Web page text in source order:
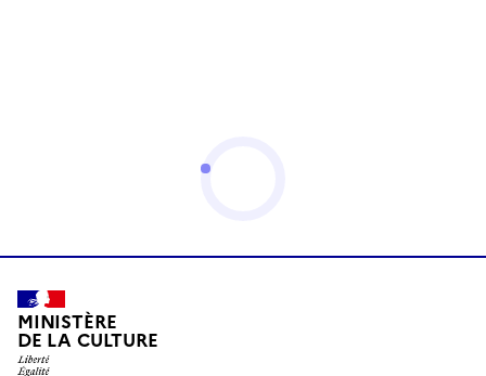
MINISTÈRE
DE LA CULTURE